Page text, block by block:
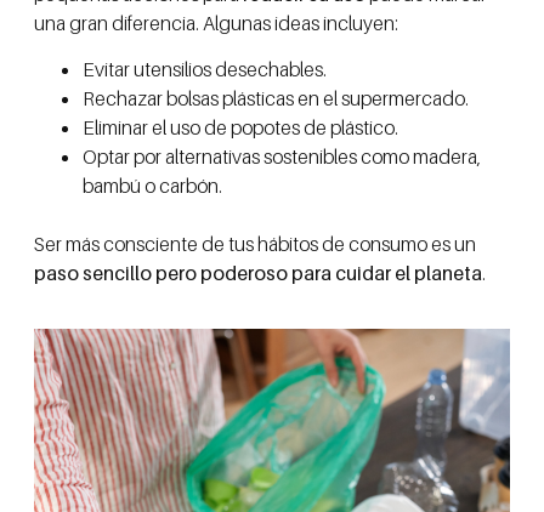
una gran diferencia. Algunas ideas incluyen:
Evitar utensilios desechables.
Rechazar bolsas plásticas en el supermercado.
Eliminar el uso de popotes de plástico.
Optar por alternativas sostenibles como madera,
bambú o carbón.
Ser más consciente de tus hábitos de consumo es un
paso sencillo pero poderoso para cuidar el planeta.